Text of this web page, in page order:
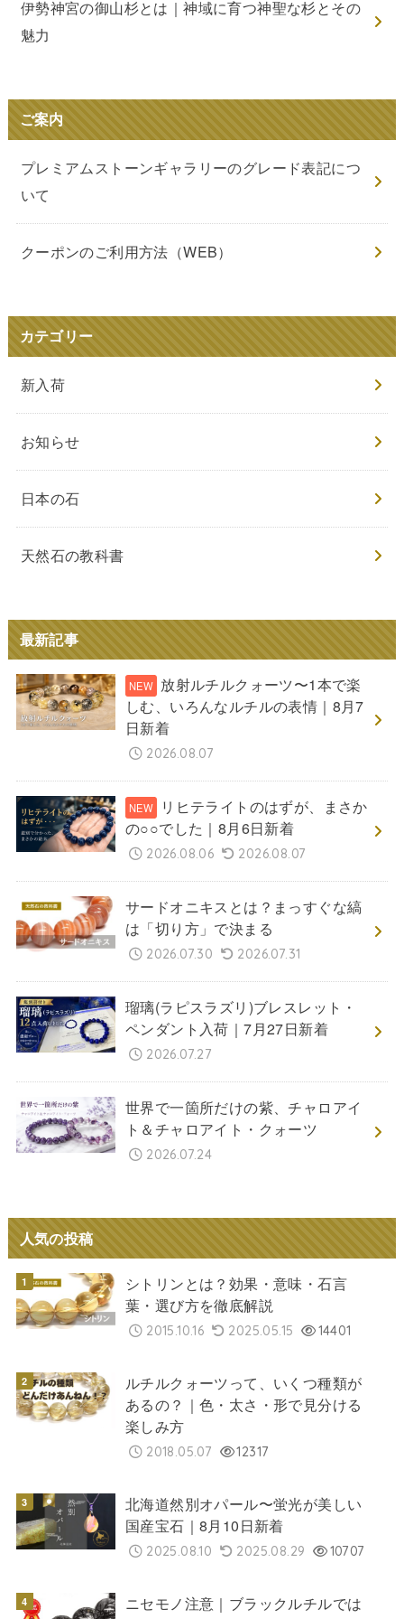
伊勢神宮の御山杉とは｜神域に育つ神聖な杉とその
魅力
ご案内
プレミアムストーンギャラリーのグレード表記につ
いて
クーポンのご利用方法（WEB）
カテゴリー
新入荷
お知らせ
日本の石
天然石の教科書
最新記事
放射ルチルクォーツ〜1本で楽
しむ、いろんなルチルの表情｜8月7
日新着
2026.08.07
リヒテライトのはずが、まさか
の○○でした｜8月6日新着
2026.08.06 2026.08.07
サードオニキスとは？まっすぐな縞
は「切り方」で決まる
2026.07.30 2026.07.31
瑠璃(ラピスラズリ)ブレスレット・
ペンダント入荷｜7月27日新着
2026.07.27
世界で一箇所だけの紫、チャロアイ
ト＆チャロアイト・クォーツ
2026.07.24
人気の投稿
シトリンとは？効果・意味・石言
葉・選び方を徹底解説
2015.10.16 2025.05.15 14401
ルチルクォーツって、いくつ種類が
あるの？｜色・太さ・形で見分ける
楽しみ方
2018.05.07 12317
北海道然別オパール〜蛍光が美しい
国産宝石｜8月10日新着
2025.08.10 2025.08.29 10707
ニセモノ注意｜ブラックルチルでは